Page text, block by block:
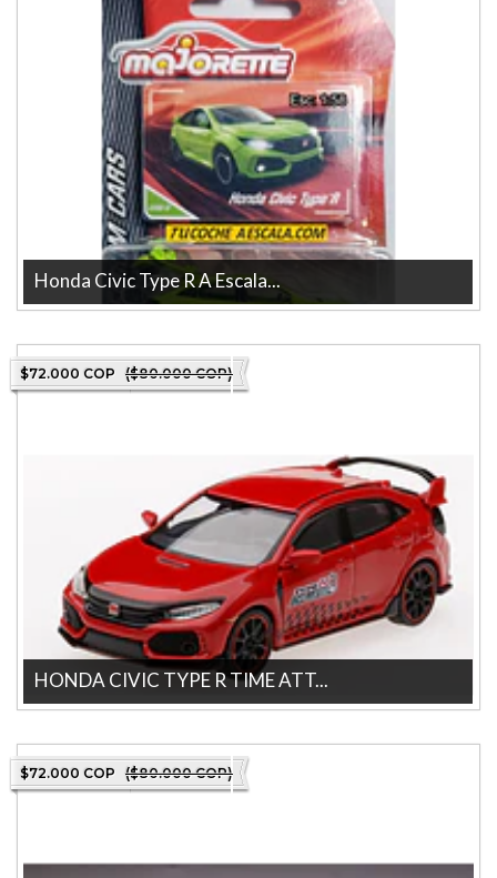
Honda Civic Type R A Escala...
HONDA CIVIC TYPE R Escala De Coleccion marca majorette La
$72.000 COP ($80.000 COP)
HONDA CIVIC TYPE R TIME ATT...
Descubre el HONDA CIVIC TYPE R TIME ATTACK 2018 MINI GT en
$72.000 COP ($80.000 COP)